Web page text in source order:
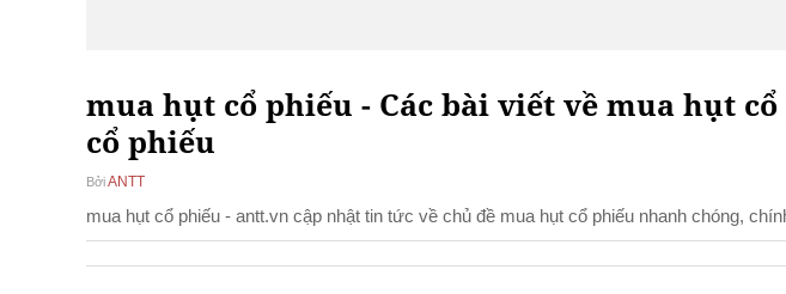
mua hụt cổ phiếu - Các bài viết về mua hụt
cổ phiếu
BởiANTT
mua hụt cổ phiếu - antt.vn cập nhật tin tức về chủ đề mua hụt cổ phiếu nhanh chóng,